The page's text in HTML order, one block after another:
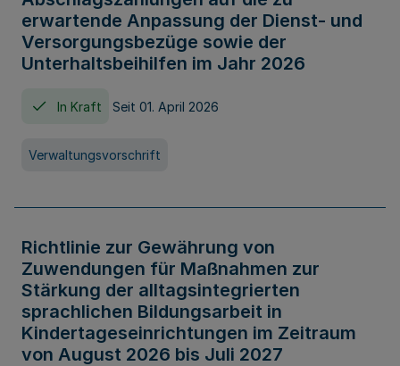
erwartende Anpassung der Dienst- und
Versorgungsbezüge sowie der
Unterhaltsbeihilfen im Jahr 2026
In Kraft Seit 01. April 2026
Verwaltungsvorschrift
Richtlinie zur Gewährung von
Zuwendungen für Maßnahmen zur
Stärkung der alltagsintegrierten
sprachlichen Bildungsarbeit in
Kindertageseinrichtungen im Zeitraum
von August 2026 bis Juli 2027